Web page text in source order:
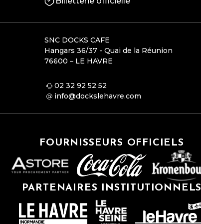
SNC DOCKS CAFE
Hangars 36/37 - Quai de la Réunion
76600 – LE HAVRE
02 32 92 52 52
info@dockslehavre.com
FOURNISSEURS OFFICIELS
PARTENAIRES INSTITUTIONNELS